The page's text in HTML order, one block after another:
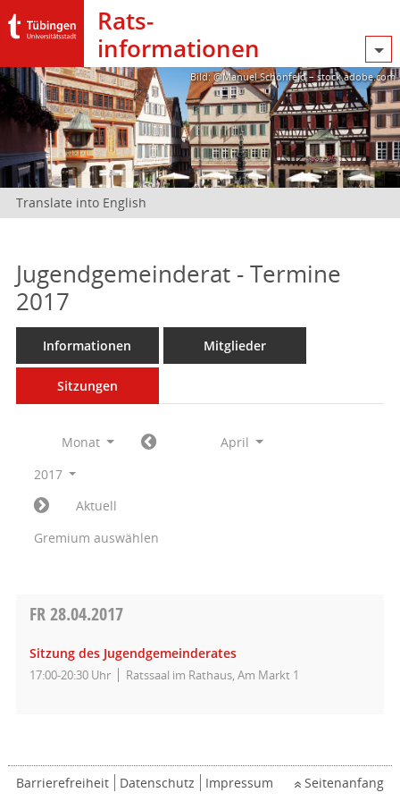
Rats­
informationen
Bild: @Manuel Schönfeld – stock.adobe.com
Translate into English
Jugendgemeinderat - Termine
2017
Informationen Mitglieder
Sitzungen
Monat
April
2017
Aktuell
Gremium auswählen
FR28.04.2017
Sitzung des Jugendgemeinderates
17:00-20:30 Uhr Ratssaal im Rathaus, Am Markt 1
Barrierefreiheit Datenschutz Impressum Seitenanfang